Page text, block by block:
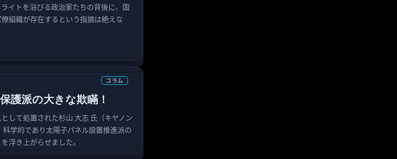
イトを浴びる政治家たちの背後に、国
組織が存在するという指摘は絶えな
コラム
護派の大きな欺瞞！
して処置された杉山 大志 氏（キヤノン
学的であり太陽子パネル設置推進派の
浮き上がらせました。